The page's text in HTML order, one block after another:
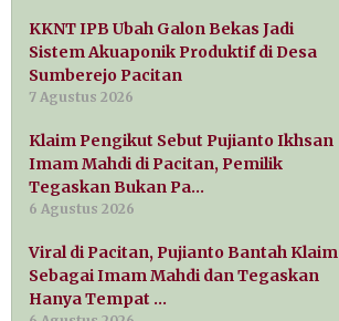
KKNT IPB Ubah Galon Bekas Jadi
Sistem Akuaponik Produktif di Desa
Sumberejo Pacitan
7 Agustus 2026
Klaim Pengikut Sebut Pujianto Ikhsan
Imam Mahdi di Pacitan, Pemilik
Tegaskan Bukan Pa…
6 Agustus 2026
Viral di Pacitan, Pujianto Bantah Klaim
Sebagai Imam Mahdi dan Tegaskan
Hanya Tempat …